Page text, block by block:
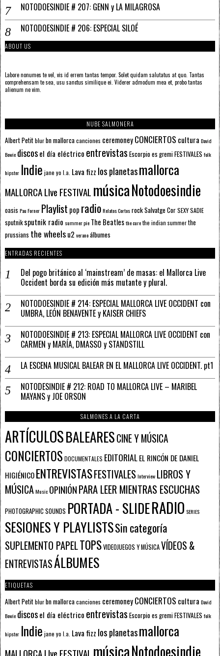
NOTODOESINDIE # 207: GENN y LA MILAGROSA
NOTODOESINDIE # 206: ESPECIAL SILOÉ
ABOUT US
Labore nonumes te vel, vis id errem tantas tempor. Solet quidam salutatus at quo. Tantas
comprehensam te sea, usu sanctus similique ei. Viderer admodum mea et, probo tantas
alienum ne vim.
NUBE SALMONERA
Albert Petitblurbn mallorcacanciones ceremoneyCONCIERTOS cultura David
Bowie discosel día eléctrico entrevistas Escorpioes gremiFESTIVALES folk
hipster Indie jane yo l.a. Lava fizz los planetasmallorca
MALLORCA LIve FESTIVAL músicaNotodoesindie
oasis Pau Forner Playlist pop radioRelatos CortosrockSalvatge CorSEXY SADIE
sputnik sputnik radio summer pie The Beatlesthe curethe indian summerthe
prussians the wheelsu2 veranoálbumes
ENTRADAS RECIENTES
Del pogo británico al ‘mainstream’ de masas: el Mallorca Live
Occident borda su edición más mutante y plural.
NOTODOESINDIE # 214: ESPECIAL MALLORCA LIVE OCCIDENT con
UMBRA, LEÓN BENAVENTE y KAISER CHIEFS
NOTODOESINDIE # 213: ESPECIAL MALLORCA LIVE OCCIDENT con
CARMEN y MARÍA, DMASSO y STANDSTILL
LA ESCENA MUSICAL BALEAR EN EL MALLORCA LIVE OCCIDENT. pt1
NOTODESINDIE # 212: ROAD TO MALLORCA LIVE – MARIBEL
MAYANS y JOE ORSON
SALMONES A LA CARTA
ARTÍCULOSBALEARESCINE Y MÚSICA
CONCIERTOS DOCUMENTALES EDITORIALEL RINCÓN DE DANIEL
HIGIÉNICOENTREVISTASFESTIVALESInterview LIBROS Y
MÚSICAMusic OPINIÓNPARA LEER MIENTRAS ESCUCHAS
PHOTOGRAPHIC SOUNDS PORTADA - SLIDERADIO SERIES
SESIONES Y PLAYLISTSSin categoría
SUPLEMENTO PAPELTOPSVIDEOJUEGOS Y MÚSICAVÍDEOS &
ENTREVISTASÁLBUMES
ETIQUETAS
Albert Petitblurbn mallorcacanciones ceremoneyCONCIERTOS cultura David
Bowie discosel día eléctrico entrevistas Escorpioes gremiFESTIVALES folk
hipster Indie jane yo l.a. Lava fizz los planetasmallorca
músicaNotodoesindie